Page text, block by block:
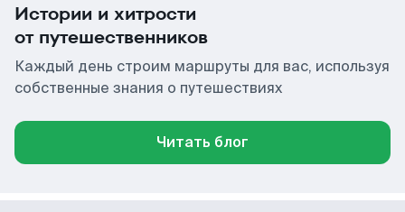
Истории и хитрости
от путешественников
Каждый день строим маршруты для вас, используя
собственные знания о путешествиях
Читать блог